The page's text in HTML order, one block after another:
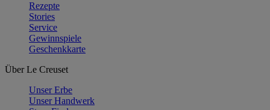
Rezepte
Stories
Service
Gewinnspiele
Geschenkkarte
Über Le Creuset
Unser Erbe
Unser Handwerk